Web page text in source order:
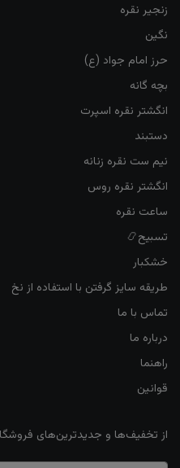
زنجیر نقره
نگین
حرز امام جواد (ع)
بچه گانه
انگشتر نقره اسپرت
دستبند
نیم ست نقره زنانه
انگشتر نقره روس
ساعت نقره
تسبیح📿
خشکبار
طریقه سایز گرفتن با استفاده از نخ
تماس با ما
درباره ما
راهنما
قوانین
از تخفیف‌ها و جدیدترین‌های